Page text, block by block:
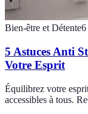
Bien-être et Détente6
5 Astuces Anti
Votre Esprit
Équilibrez votre
accessibles à tous.